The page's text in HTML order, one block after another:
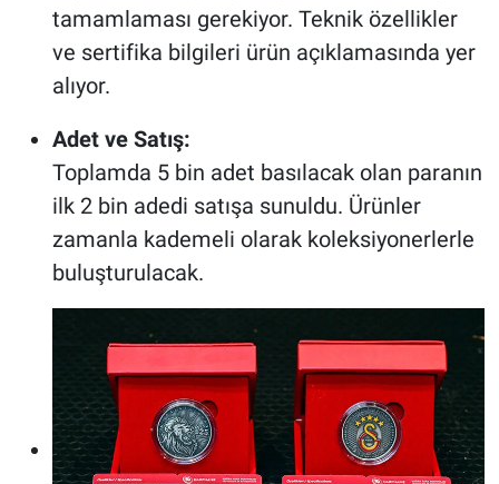
tamamlaması gerekiyor. Teknik özellikler
ve sertifika bilgileri ürün açıklamasında yer
alıyor.
Adet ve Satış:
Toplamda 5 bin adet basılacak olan paranın
ilk 2 bin adedi satışa sunuldu. Ürünler
zamanla kademeli olarak koleksiyonerlerle
buluşturulacak.